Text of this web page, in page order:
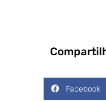
Facebook